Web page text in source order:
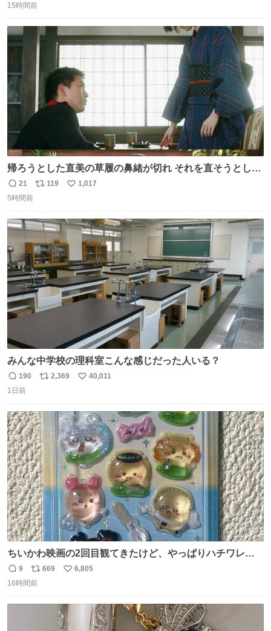
たときの顔になった
信
ポ
ト
数
数
15時間前
帰ろうとした直美の草履の鼻緒が切れ それを直そうとした
小川がさらに壊し…… 結果、直美をおんぶして送ることに
なりました。 👇鼻緒はいつも恋のキューピッド？
薫る 上坂樹里 甲斐翔真
返
信
21
リ
ト
数
119
い
数
1,017
5時間前
みんな中学校の理科室こんな感じだった人いる？
返
信
190
リ
ト
数
2,369
い
数
40,011
1日前
ちいかわ映画の2回目観てきたけど、やっぱりハチワレの
「ハモりすごいよッ…」に対するちいかわの「エ゛ッ!?(い
まそんな場合じゃねぇだろお前よぉ)」が面白すぎる。
返
信
9
リ
ポ
669
い
数
6,805
16時間前